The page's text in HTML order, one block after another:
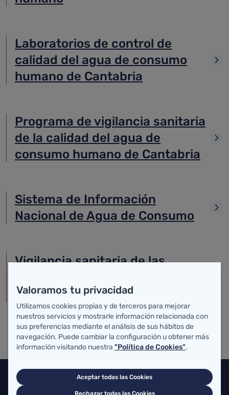
Laboratorios de control de
calidad del agua de consumo
humano de Cantabria
Programa de vigilancia sanitaria
de la calidad del agua de
consumo humano de Cantabria
Sistema de Información
Nacional de Agua de Consumo
Vigilancia sanitaria de las
Cantabria
Inicio del pie de página
Salud Cantabria
Valoramos tu privacidad
Utilizamos cookies propias y de terceros para mejorar
nuestros servicios y mostrarle información relacionada con
sus preferencias mediante el análisis de sus hábitos de
navegación. Puede cambiar la configuración u obtener más
información visitando nuestra "Política de Cookies".
Aceptar todas las Cookies
Rechazar todas las Cookies